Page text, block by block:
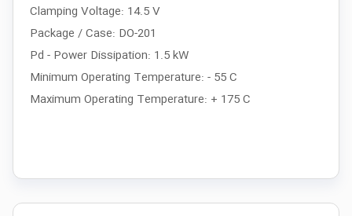
Clamping Voltage: 14.5 V
Package / Case: DO-201
Pd - Power Dissipation: 1.5 kW
Minimum Operating Temperature: - 55 C
Maximum Operating Temperature: + 175 C